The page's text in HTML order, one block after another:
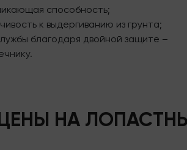
способность;
к выдергиванию из грунта;
благодаря двойной защите –
НА